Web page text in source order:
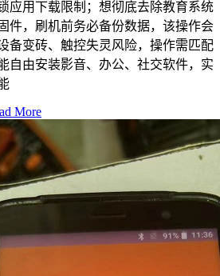
应用下载限制；想彻底去除教育系统
件，刷机前务必备份数据，该操作会
备变砖、触控失灵风险，操作需匹配
自由安装影音、办公、社交软件，实
More